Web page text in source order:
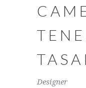
Designer